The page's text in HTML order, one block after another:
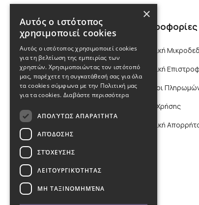
Πληροφορίες
Πολιτική
Πολιτική
Τρόποι
Όροι Χρήσης
Πολιτική
×
Αυτός ο ιστότοπος
χρησιμοποιεί cookies
Αυτός ο ιστότοπος χρησιμοποιεί cookies
για τη βελτίωση της εμπειρίας των
χρηστών. Χρησιμοποιώντας τον ιστότοπό
μας, παρέχετε τη συγκατάθεσή σας για όλα
τα cookies σύμφωνα με την Πολιτική μας
για τα cookies. Διαβάστε περισσότερα
ΑΠΟΛΎΤΩΣ ΑΠΑΡΑΊΤΗΤΑ
ΑΠΌΔΟΣΗΣ
ΣΤΌΧΕΥΣΗΣ
ΛΕΙΤΟΥΡΓΙΚΌΤΗΤΑΣ
ΜΗ ΤΑΞΙΝΟΜΗΜΈΝΑ